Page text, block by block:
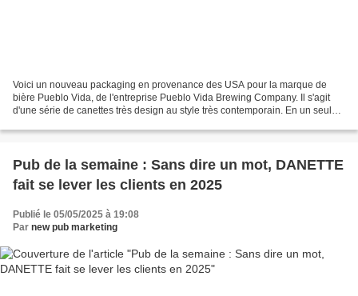
Voici un nouveau packaging en provenance des USA pour la marque de
bière Pueblo Vida, de l'entreprise Pueblo Vida Brewing Company. Il s'agit
d'une série de canettes très design au style très contemporain. En un seul
Pub de la semaine : Sans dire un mot, DANETTE
fait se lever les clients en 2025
Publié le 05/05/2025 à 19:08
Par new pub marketing